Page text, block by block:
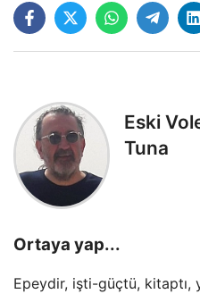
Eski
Tuna
Ortaya yap...
Epeydir, işti-güçtü, kitaptı,